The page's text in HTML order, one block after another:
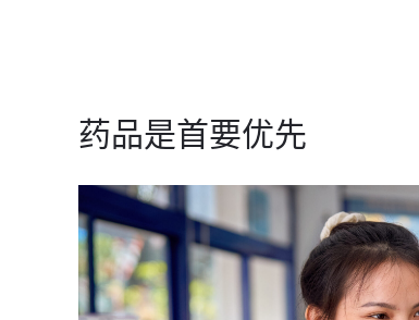
药品是首要优先